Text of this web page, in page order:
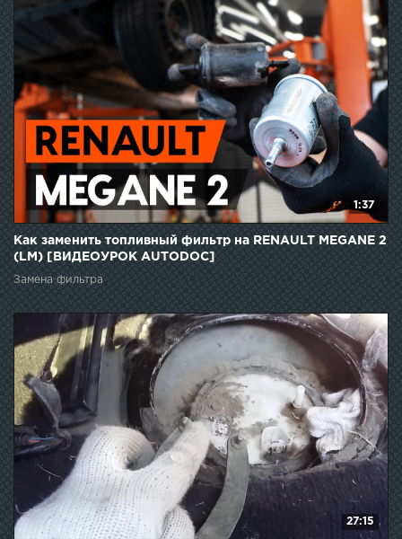
топливный фильтр нексия, топливный фильтр 2115,
топливный фильтр 2109 топливный фильтр 2111, замена
топливного, фильтр ваз, фильтр приора, фильтр лада,
фильтр калина, фильтр гранта, топливный фильтр
инжектор, granta
1:37
Как заменить топливный фильтр на RENAULT MEGANE 2
(LM) [ВИДЕОУРОК AUTODOC]
Замена фильтра
27:15